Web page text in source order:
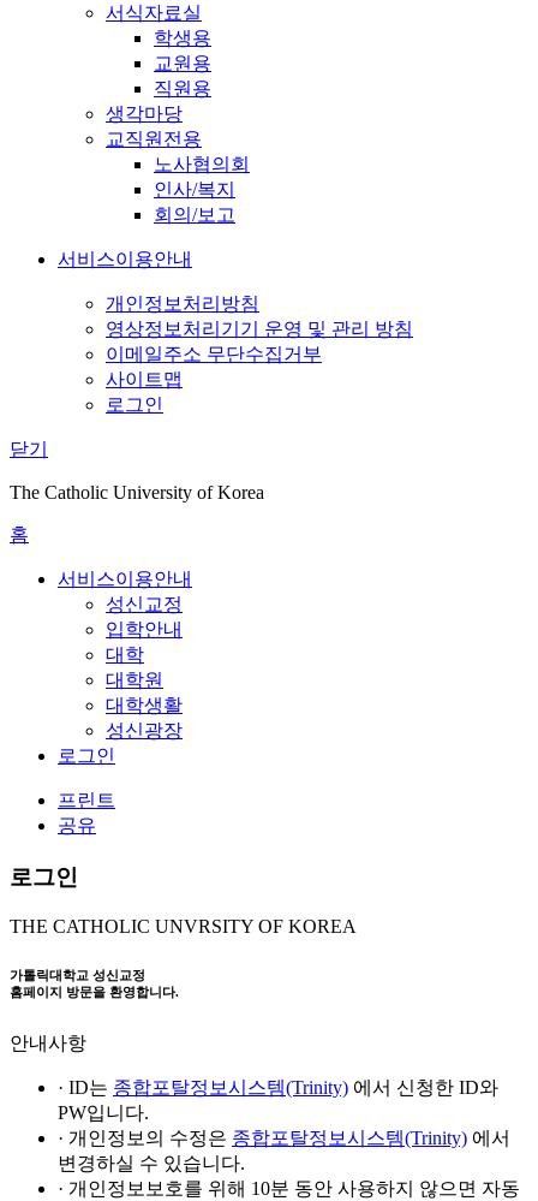
서식자료실
학생용
교원용
직원용
생각마당
교직원전용
노사협의회
인사/복지
회의/보고
서비스이용안내
개인정보처리방침
영상정보처리기기 운영 및 관리 방침
이메일주소 무단수집거부
사이트맵
로그인
닫기
The Catholic University of Korea
홈
서비스이용안내
성신교정
입학안내
대학
대학원
대학생활
성신광장
로그인
프린트
공유
로그인
THE CATHOLIC UNVRSITY OF KOREA
가톨릭대학교 성신교정
홈페이지 방문을 환영합니다.
안내사항
· ID는 종합포탈정보시스템(Trinity) 에서 신청한 ID와
PW입니다.
· 개인정보의 수정은 종합포탈정보시스템(Trinity) 에서
변경하실 수 있습니다.
· 개인정보보호를 위해 10분 동안 사용하지 않으면 자동